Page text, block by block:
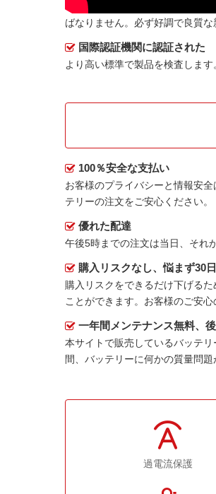
ばなりません。必ず好調で良質
国際認証機関に認証された
より高い標準で製品を検査しま
100％安全な支払い
お客様のプライバシーと情報安
テリーの注文をご安心ください。
優れた配達
午後5時までの注文は当日、それ
購入リスクなし、悩まず30
購入リスクをできるだけ下げる
ことができます。お客様のご安心
一年間メンテナンス無料、
本サイトで販売しているバッテリ
間、バッテリーに何かの質量問
過電流保護